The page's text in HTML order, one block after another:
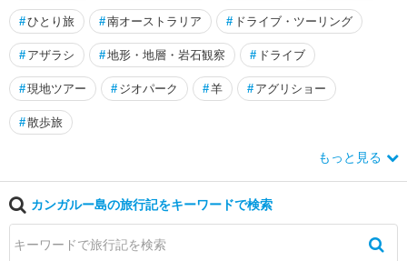
ネ
テ
ィ
ッ
ク
カ
イ
マ
#ひとり旅 #南オーストラリア # ドライブ・ツーリング
# アザラシ #地形・地層・岩石観察 # ドライブ
#現地ツアー # ジオパーク #羊 # アグリショー
#散歩旅
もっと見る
カンガルー島の旅行記をキーワードで検索